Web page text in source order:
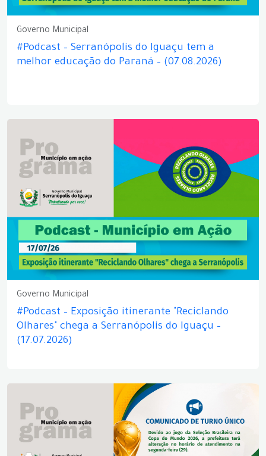
Governo Municipal
#Podcast – Serranópolis do Iguaçu tem a
melhor educação do Paraná – (07.08.2026)
Governo Municipal
#Podcast – Exposição itinerante "Reciclando
Olhares" chega a Serranópolis do Iguaçu –
(17.07.2026)